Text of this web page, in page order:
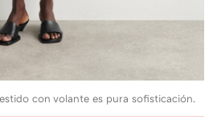
con volante es pura sofisticación.